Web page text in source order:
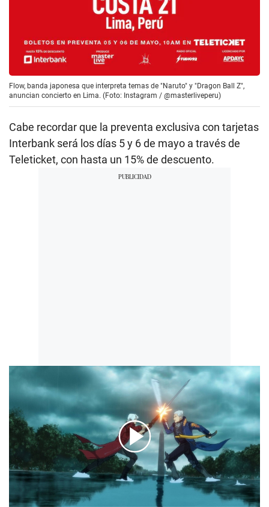
Flow, banda japonesa que interpreta temas de "Naruto" y "Dragon Ball Z",
anuncian concierto en Lima. (Foto: Instagram / @masterliveperu)
Cabe recordar que la preventa exclusiva con tarjetas
Interbank será los días 5 y 6 de mayo a través de
Teleticket, con hasta un 15% de descuento.
00:00 01:46